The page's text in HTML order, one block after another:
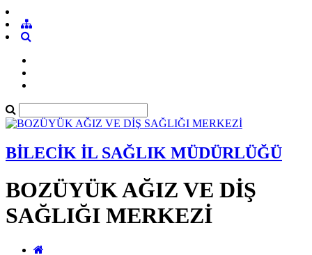
BİLECİK İL SAĞLIK MÜDÜRLÜĞÜ
BOZÜYÜK AĞIZ VE DİŞ
SAĞLIĞI MERKEZİ